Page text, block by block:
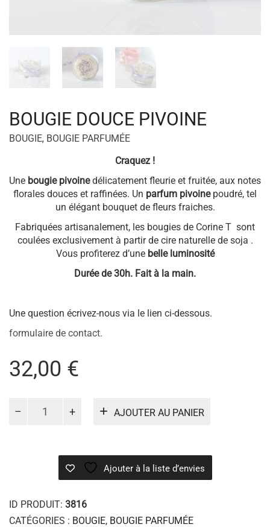
BOUGIE DOUCE PIVOINE
BOUGIE, BOUGIE PARFUMÉE
Craquez !
Une bougie pivoinedélicatement fleurie et fruitée, aux notes
florales douces et raffinées. Un parfum pivoinepoudré, tel
un élégant bouquet de fleurs fraiches.
Fabriquées artisanalement, les bougies de Corine T sont
coulées exclusivement à partir de cire naturelle de soja .
Vous profiterez d’une belle luminosité
Durée de 30h. Fait à la main.
Une question écrivez-nous via le lien ci-dessous.
formulaire de contact.
32,00 €
AJOUTER AU PANIER
Ajouter à la liste d’envies
ID PRODUIT: 3816
CATÉGORIES : BOUGIE, BOUGIE PARFUMÉE